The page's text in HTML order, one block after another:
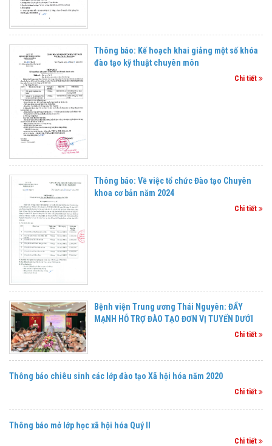
Thông báo: Kế hoạch khai giảng một số khóa
đào tạo kỹ thuật chuyên môn
Chi tiết
Thông báo: Về việc tổ chức Đào tạo Chuyên
khoa cơ bản năm 2024
Chi tiết
Bệnh viện Trung ương Thái Nguyên: ĐẨY
MẠNH HỖ TRỢ ĐÀO TẠO ĐƠN VỊ TUYẾN DƯỚI
Chi tiết
Thông báo chiêu sinh các lớp đào tạo Xã hội hóa năm 2020
Chi tiết
Thông báo mở lớp học xã hội hóa Quý II
Chi tiết